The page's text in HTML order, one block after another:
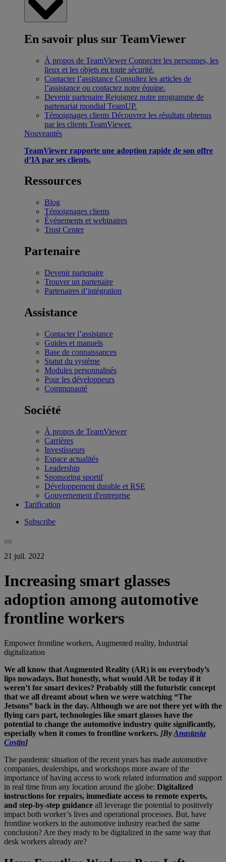
En savoir plus sur TeamViewer
À propos de TeamViewer Connecter les personnes, les
lieux et les objets en toute sécurité.
Contacter l’assistance Consultez les articles de
l’assistance ou contactez notre équipe.
Devenir partenaire Rejoignez notre programme de
partenariat mondial TeamUP.
Témoignages clients Découvrez les résultats obtenus
par les clients TeamViewer.
Nouveautés
TeamViewer rapporte une adoption rapide de son offre
d’IA par ses clients.
Ressources
Blog
Témoignages clients
Événements et webinaires
Trust Center
Partenaire
Devenir partenaire
Trouver un partenaire
Partenaires d’intégration
Assistance
Contacter l’assistance
Guides et manuels
Base de connaissances
Statut du système
Modules personnalisés
Pour les développeurs
Communauté
Société
À propos de TeamViewer
Carrières
Investisseurs
Espace actualités
Leadership
Sponsoring sportif
Développement durable et RSE
Gouvernement d'entreprise
Tarification
Subscribe
21 juil. 2022
Increasing smart glasses
adoption among automotive
frontline workers
Empower frontline workers, Augmented reality, Industrial
digitalization
We all know that Augmented Reality (AR) is on everybody’s
lips nowadays. But honestly, what would AR be today if it
weren’t for smart devices? Probably still the futuristic concept
that we all dreamt about when we were watching “The
Jetsons” back in the day. Although we are not there yet with the
flying cars part, technologies like smart glasses have the
potential to change the automotive industry quite significantly,
especially when it comes to frontline workers. [ByAnastasia
Costin]
The pandemic situation of the recent years has made automotive
companies, dealerships, and workshops more aware of the
importance of having access to work related information and support
in real time from any location around the globe: Digitalized
instructions for repairs, immediate access to remote experts,
and step-by-step guidance all leverage the potential to positively
impact both worker’s lives and operational processes. But, have
frontline workers in the automotive industry reached the same
conclusion? Are they ready to be digitalized in the same way that
desk workers already are?